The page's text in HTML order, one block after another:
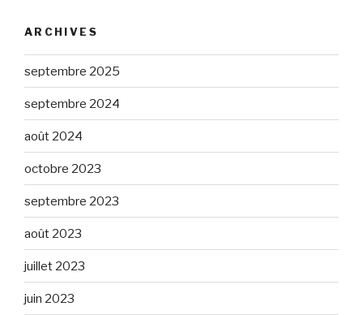
ARCHIVES
septembre 2025
septembre 2024
août 2024
octobre 2023
septembre 2023
août 2023
juillet 2023
juin 2023